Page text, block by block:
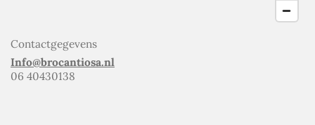
Contactgegevens
Info@brocantiosa.nl
06 40430138